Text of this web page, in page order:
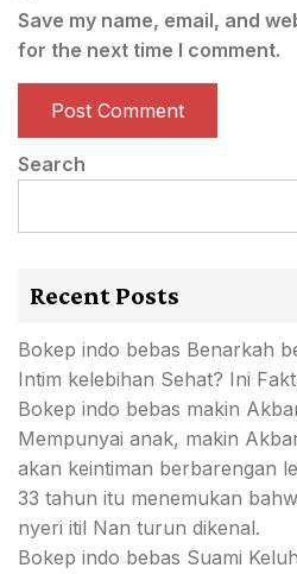
Save my name, email, and
for the next time I comment.
Search
Recent Posts
Bokep indo bebas Benarkah
Intim kelebihan Sehat? Ini
Bokep indo bebas makin
Mempunyai anak, makin
akan keintiman berbarengan
33 tahun itu menemukan
nyeri itil Nan turun dikenal.
Bokep indo bebas Suami